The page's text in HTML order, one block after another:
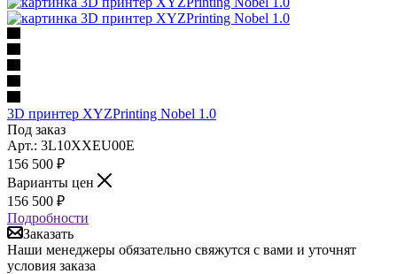
3D принтер XYZPrinting Nobel 1.0
Под заказ
Арт.: 3L10XXEU00E
156 500 ₽
Варианты цен
156 500 ₽
Подробности
Заказать
Наши менеджеры обязательно свяжутся с вами и уточнят
условия заказа